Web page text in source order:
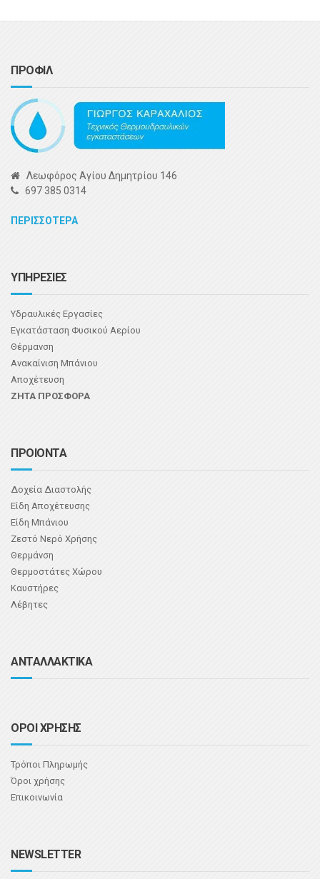
ΠΡΟΦΙΛ
Λεωφόρος Αγίου Δημητρίου 146
697 385 0314
ΠΕΡΙΣΣΟΤΕΡΑ
ΥΠΗΡΕΣΙΕΣ
Υδραυλικές Εργασίες
Εγκατάσταση Φυσικού Αερίου
Θέρμανση
Ανακαίνιση Μπάνιου
Αποχέτευση
ΖΗΤΑ ΠΡΟΣΦΟΡΑ
ΠΡΟΙΟΝΤΑ
Δοχεία Διαστολής
Είδη Αποχέτευσης
Είδη Μπάνιου
Ζεστό Νερό Χρήσης
Θερμάνση
Θερμοστάτες Χώρου
Καυστήρες
Λέβητες
ΑΝΤΑΛΛΑΚΤΙΚΑ
ΟΡΟΙ ΧΡΗΣΗΣ
Τρόποι Πληρωμής
Όροι χρήσης
Επικοινωνία
NEWSLETTER